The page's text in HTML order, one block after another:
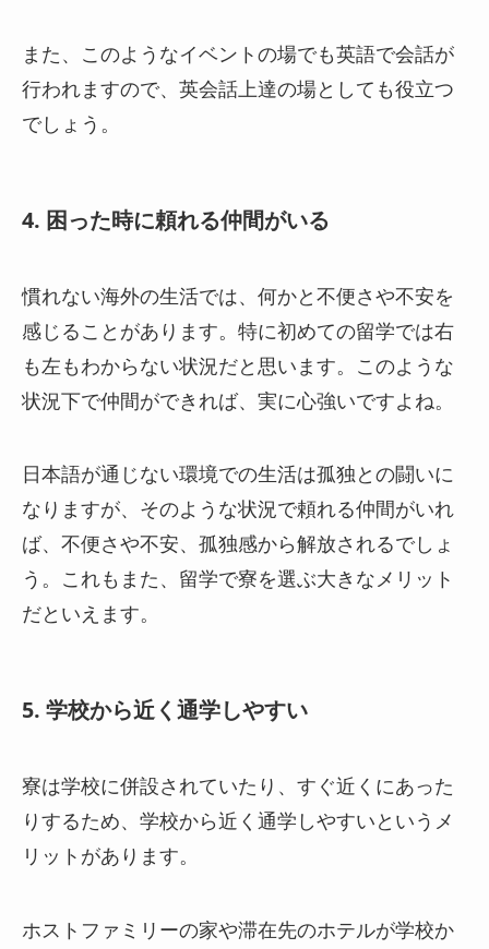
また、このようなイベントの場でも英語で会話が
行われますので、英会話上達の場としても役立つ
でしょう。
4. 困った時に頼れる仲間がいる
慣れない海外の生活では、何かと不便さや不安を
感じることがあります。特に初めての留学では右
も左もわからない状況だと思います。このような
状況下で仲間ができれば、実に心強いですよね。
日本語が通じない環境での生活は孤独との闘いに
なりますが、そのような状況で頼れる仲間がいれ
ば、不便さや不安、孤独感から解放されるでしょ
う。これもまた、留学で寮を選ぶ大きなメリット
だといえます。
5. 学校から近く通学しやすい
寮は学校に併設されていたり、すぐ近くにあった
りするため、学校から近く通学しやすいというメ
リットがあります。
ホストファミリーの家や滞在先のホテルが学校か